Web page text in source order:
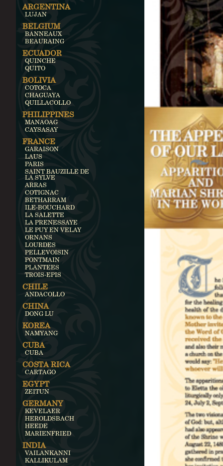
ARGENTINA
LUJAN
BELGIUM
BANNEAUX
BEAURAING
ECUADOR
QUINCHE
QUITO
BOLIVIA
COTOCA
CHAGUAYA
QUILLACOLLO
PHILIPPINES
MANAOAG
CAYSASAY
FRANCE
GARAISON
LAUS
PARIS
SAINT BAUZILLE DE
LA SYLVE
ARRAS
COTIGNAC
BETHARRAM
ILE-BOUCHARD
LA SALETTE
LA PRENESSAYE
LE PUY EN VELAY
ORNANS
LOURDES
PELLEVOISIN
PONTMAIN
PLANTEES
TROIS-EPIS
CHILE
ANDACOLLO
CHINA
DONG LU
KOREA
NAMYANG
CUBA
CUBA
COSTA RICA
CARTAGO
EGYPT
ZEITUN
GERMANY
KEVELAER
HEROLDSBACH
HEEDE
MARIENFRIED
INDIA
VAILANKANNI
KALLIKULAM